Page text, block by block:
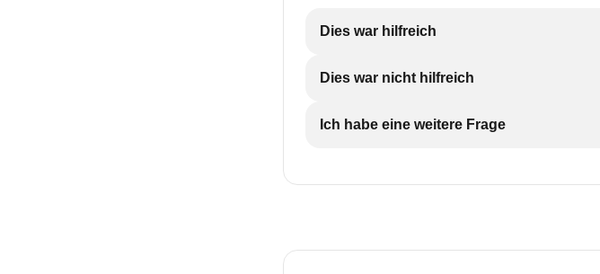
Einlegeböden wieder einbauen
SHOW MORE
Dies war hilfreich
Dies war nicht hilfreich
Ich habe eine weitere Frage